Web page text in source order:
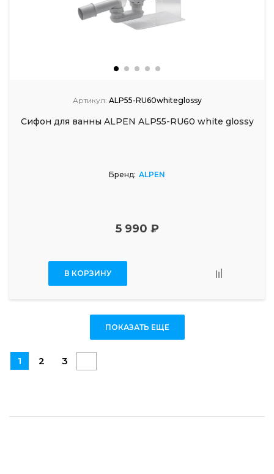
Артикул: ALP55-RU60whiteglossy
Сифон для ванны ALPEN ALP55-RU60 white glossy
Бренд: ALPEN
5 990 ₽
В КОРЗИНУ
ПОКАЗАТЬ ЕЩЕ
1 2 3